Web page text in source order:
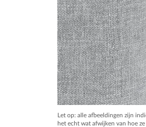
Let op: alle afbeeldingen zijn
het echt wat afwijken van hoe